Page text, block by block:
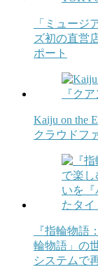
「ミュー
ズ初の直営
ポート
Kaiju on the
クラウドフ
『指輪物語
輪物語」の
システムで